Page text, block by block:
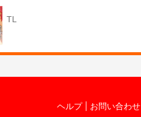
TL
ヘルプ
お問い合わせ